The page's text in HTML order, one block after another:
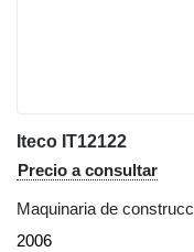
Iteco IT12122
Precio a consultar
Maquinaria de
2006